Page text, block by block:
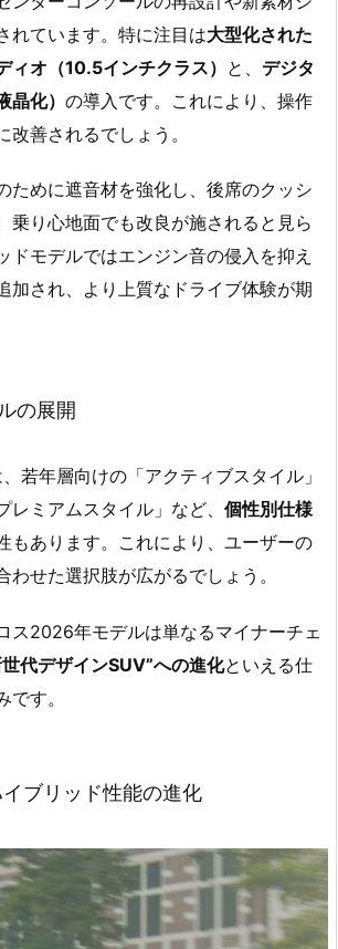
れています。特に注目は大型化された
ィオ（10.5インチクラス） と、 デジタ
晶化） の導入です。これにより、操作
善されるでしょう。
ために遮音材を強化し、後席のクッシ
乗り心地面でも改良が施されると見ら
ドモデルではエンジン音の侵入を抑え
加され、より上質なドライブ体験が期
の展開
若年層向けの「アクティブスタイル」
レミアムスタイル」など、 個性別仕様
もあります。これにより、ユーザーの
わせた選択肢が広がるでしょう。
ス2026年モデルは単なるマイナーチェ
代デザインSUV”への進化といえる仕
す。
ブリッド性能の進化